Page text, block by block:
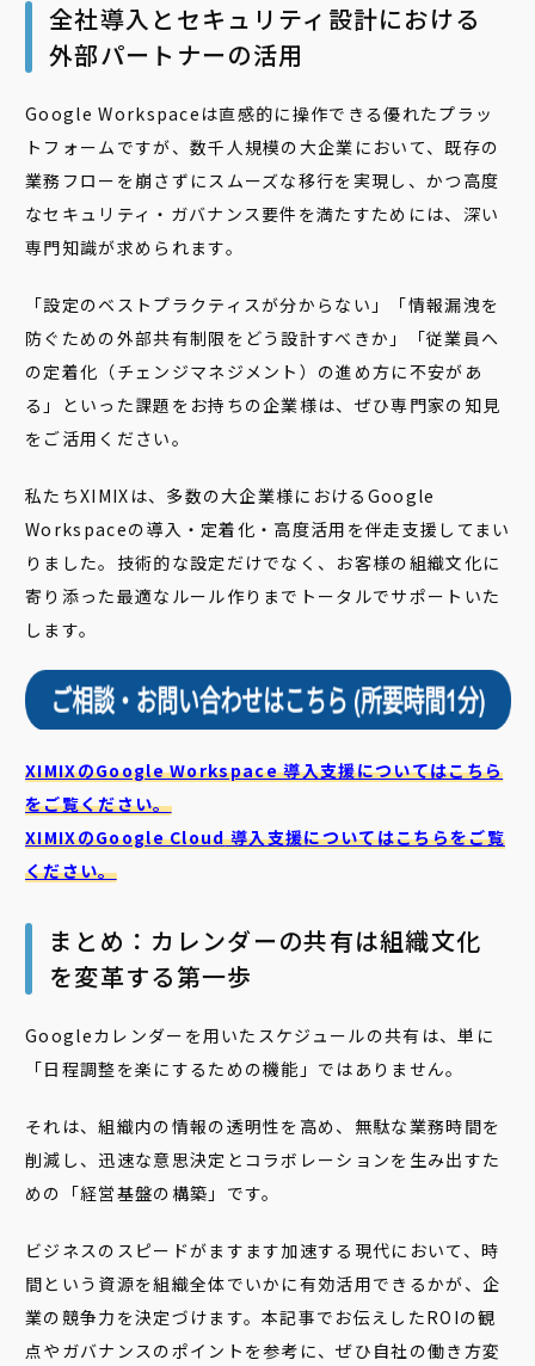
全社導入とセキュリティ設計における
外部パートナーの活用
Google Workspaceは直感的に操作できる優れたプラッ
トフォームですが、数千人規模の大企業において、既存の
業務フローを崩さずにスムーズな移行を実現し、かつ高度
なセキュリティ・ガバナンス要件を満たすためには、深い
専門知識が求められます。
「設定のベストプラクティスが分からない」「情報漏洩を
防ぐための外部共有制限をどう設計すべきか」「従業員へ
の定着化（チェンジマネジメント）の進め方に不安があ
る」といった課題をお持ちの企業様は、ぜひ専門家の知見
をご活用ください。
私たちXIMIXは、多数の大企業様におけるGoogle
Workspaceの導入・定着化・高度活用を伴走支援してまい
りました。技術的な設定だけでなく、お客様の組織文化に
寄り添った最適なルール作りまでトータルでサポートいた
します。
XIMIXのGoogle Workspace 導入支援についてはこちら
をご覧ください。
XIMIXのGoogle Cloud導入支援についてはこちらをご覧
ください。
まとめ：カレンダーの共有は組織文化
を変革する第一歩
Googleカレンダーを用いたスケジュールの共有は、単に
「日程調整を楽にするための機能」ではありません。
それは、組織内の情報の透明性を高め、無駄な業務時間を
削減し、迅速な意思決定とコラボレーションを生み出すた
めの「経営基盤の構築」です。
ビジネスのスピードがますます加速する現代において、時
間という資源を組織全体でいかに有効活用できるかが、企
業の競争力を決定づけます。本記事でお伝えしたROIの観
点やガバナンスのポイントを参考に、ぜひ自社の働き方変